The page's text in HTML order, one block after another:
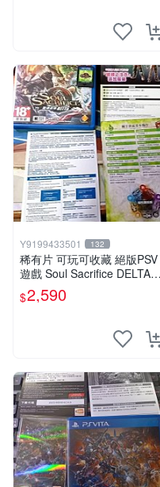
Y9199433501 132
稀有片 可玩可收藏 絕版PSV
遊戲 Soul Sacrifice DELTA
闇魂獻祭 靈魂祭品 中文版
$2,590